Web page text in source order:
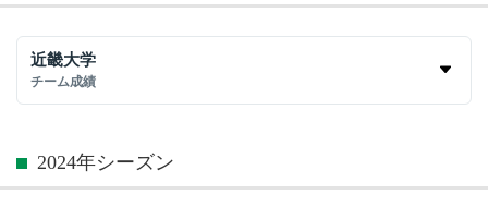
近畿大学
チーム成績
2024年シーズン